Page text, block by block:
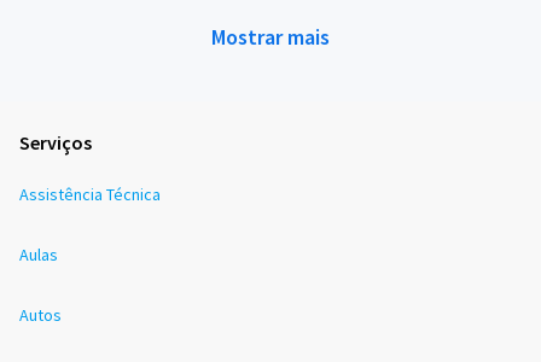
Mostrar mais
Serviços
Assistência Técnica
Aulas
Autos